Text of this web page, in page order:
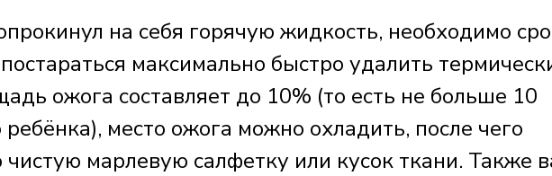
на себя горячую жидкость, необходимо
максимально быстро удалить
ожога составляет до 10% (то есть не больше 10
место ожога можно охладить, после чего
марлевую салфетку или кусок ткани. Также